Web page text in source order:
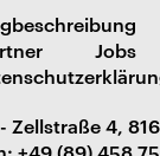
Jobs
- Zellstraße 4,